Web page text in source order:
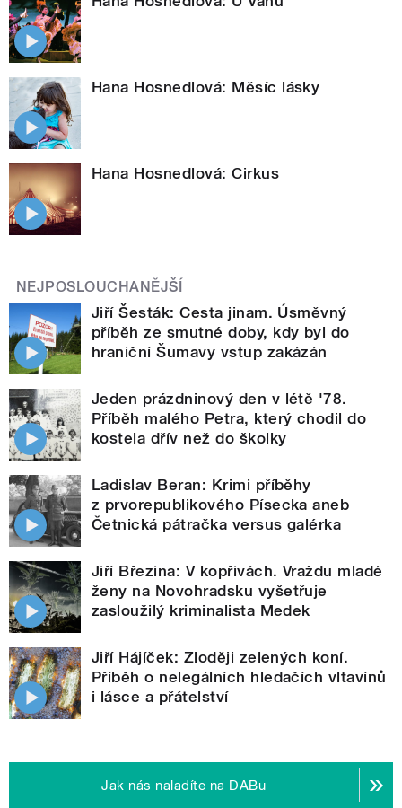
Hana Hosnedlová: Měsíc lásky
Hana Hosnedlová: Cirkus
NEJPOSLOUCHANĚJŠÍ
Jiří Šesták: Cesta jinam. Úsměvný
příběh ze smutné doby, kdy byl do
hraniční Šumavy vstup zakázán
Jeden prázdninový den v létě '78.
Příběh malého Petra, který chodil do
kostela dřív než do školky
Ladislav Beran: Krimi příběhy
z prvorepublikového Písecka aneb
Četnická pátračka versus galérka
Jiří Březina: V kopřivách. Vraždu mladé
ženy na Novohradsku vyšetřuje
zasloužilý kriminalista Medek
Jiří Hájíček: Zloději zelených koní.
Příběh o nelegálních hledačích vltavínů
i lásce a přátelství
Jak nás naladíte na DABu